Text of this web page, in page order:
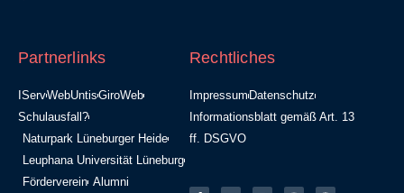
Partnerlinks
IServWebUntisGiroWeb
Schulausfall?
Naturpark Lüneburger Heide
Leuphana Universität Lüneburg
Förderverein Alumni
Rechtliches
Impressum Datenschutz
Informationsblatt gemäß Art. 13
ff. DSGVO